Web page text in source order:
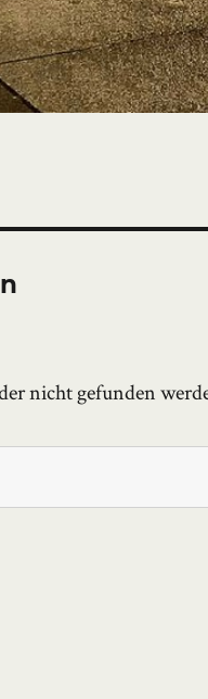
nicht gefunden